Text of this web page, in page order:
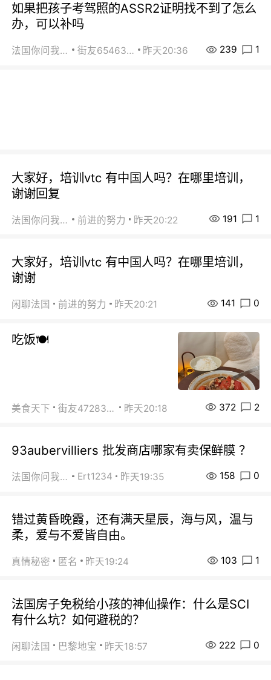
如果把孩子考驾照的ASSR2证明找不到了怎么
办，可以补吗
法国你问我答 街友65463281 昨天20:36 239 1
大家好，培训vtc 有中国人吗？在哪里培训，
谢谢回复
法国你问我答 前进的努力 昨天20:22 191 1
大家好，培训vtc 有中国人吗？在哪里培训，
谢谢
闲聊法国 前进的努力 昨天20:21 141 0
吃饭🍽️
美食天下 街友472838572 昨天20:18 372 2
93aubervilliers 批发商店哪家有卖保鲜膜 ？
法国你问我答 Ert1234 昨天19:35 158 0
错过黄昏晚霞，还有满天星辰，海与风，温与
柔，爱与不爱皆自由。
真情秘密 匿名 昨天19:24 103 1
法国房子免税给小孩的神仙操作：什么是SCI
有什么坑？如何避税的？
闲聊法国 巴黎地宝 昨天18:57 222 0